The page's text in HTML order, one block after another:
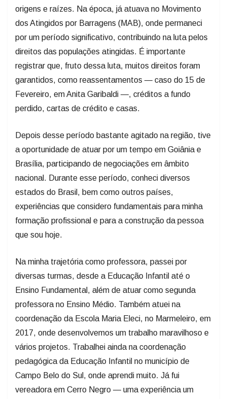
origens e raízes. Na época, já atuava no Movimento
dos Atingidos por Barragens (MAB), onde permaneci
por um período significativo, contribuindo na luta pelos
direitos das populações atingidas. É importante
registrar que, fruto dessa luta, muitos direitos foram
garantidos, como reassentamentos — caso do 15 de
Fevereiro, em Anita Garibaldi —, créditos a fundo
perdido, cartas de crédito e casas.
Depois desse período bastante agitado na região, tive
a oportunidade de atuar por um tempo em Goiânia e
Brasília, participando de negociações em âmbito
nacional. Durante esse período, conheci diversos
estados do Brasil, bem como outros países,
experiências que considero fundamentais para minha
formação profissional e para a construção da pessoa
que sou hoje.
Na minha trajetória como professora, passei por
diversas turmas, desde a Educação Infantil até o
Ensino Fundamental, além de atuar como segunda
professora no Ensino Médio. Também atuei na
coordenação da Escola Maria Eleci, no Marmeleiro, em
2017, onde desenvolvemos um trabalho maravilhoso e
vários projetos. Trabalhei ainda na coordenação
pedagógica da Educação Infantil no município de
Campo Belo do Sul, onde aprendi muito. Já fui
vereadora em Cerro Negro — uma experiência um